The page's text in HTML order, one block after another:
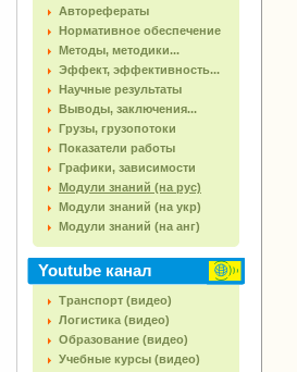
Авторефераты
Нормативное обеспечение
Методы, методики...
Эффект, эффективность...
Научные результаты
Выводы, заключения...
Грузы, грузопотоки
Показатели работы
Графики, зависимости
Модули знаний (на рус)
Модули знаний (на укр)
Модули знаний (на анг)
Youtube канал
Транспорт (видео)
Логистика (видео)
Образование (видео)
Учебные курсы (видео)